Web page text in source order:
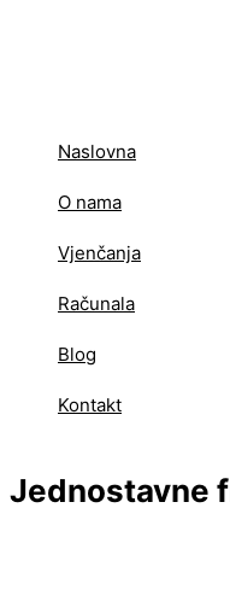
Naslovna
O nama
Vjenčanja
Računala
Blog
Kontakt
Jednostavne